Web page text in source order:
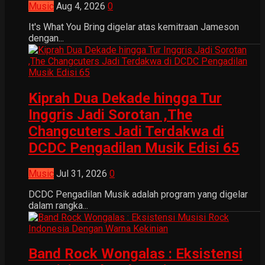
Music Aug 4, 2026 0
It's What You Bring digelar atas kemitraan Jameson
dengan...
Kiprah Dua Dekade hingga Tur
Inggris Jadi Sorotan ,The
Changcuters Jadi Terdakwa di
DCDC Pengadilan Musik Edisi 65
Music Jul 31, 2026 0
DCDC Pengadilan Musik adalah program yang digelar
dalam rangka...
Band Rock Wongalas : Eksistensi